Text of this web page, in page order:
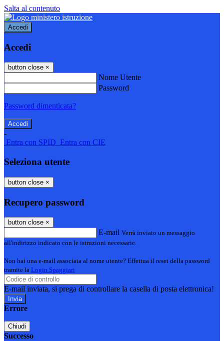
Salta al contenuto
Accedi
Accedi
button close ×
Nome Utente
Password
Password dimenticata?
-
Entra con SPID Entra con CIE
Seleziona utente
button close ×
Recupero password
button close ×
E-mail Verrà inviato un messaggio
all'indirizzo indicato con le istruzioni necessarie.
Non hai una e-mail associata al nome utente? Effettua il reset della password
tramite la Login Spaggiari
E-mail inviata, si prega di controllare la casella di posta elettronica!
Errore
Chiudi
Successo